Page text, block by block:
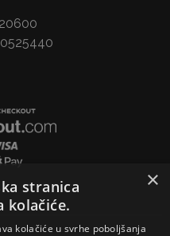
×
stranica
kolačiće.
kolačiće u svrhe poboljšanja